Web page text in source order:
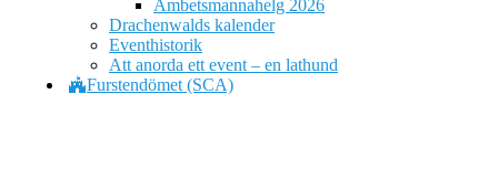
Ämbetsmannahelg 2026
Drachenwalds kalender
Eventhistorik
Att anorda ett event – en lathund
Furstendömet (SCA)